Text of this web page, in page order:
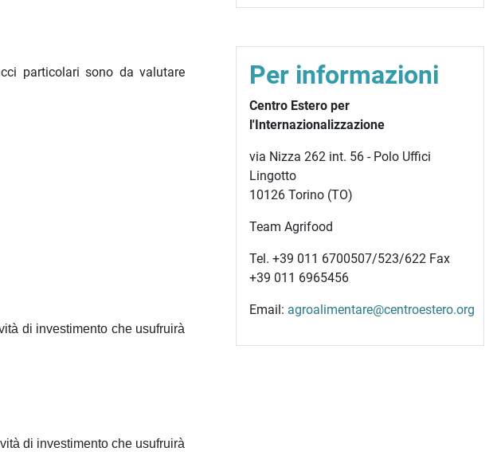
particolari sono da valutare
di investimento che usufruirà
di investimento che usufruirà
Per informazioni
Centro Estero per
l'Internazionalizzazione
via Nizza 262 int. 56 - Polo Uffici
Lingotto
10126 Torino (TO)
Team Agrifood
Tel. +39 011 6700507/523/622 Fax
+39 011 6965456
Email: agroalimentare@centroestero.org